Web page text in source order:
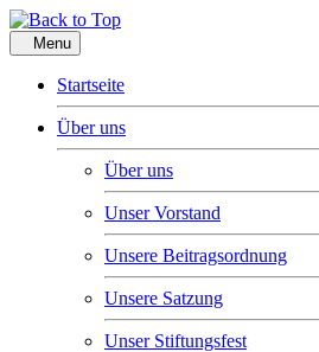
Menu
Startseite
Über uns
Über uns
Unser Vorstand
Unsere Beitragsordnung
Unsere Satzung
Unser Stiftungsfest